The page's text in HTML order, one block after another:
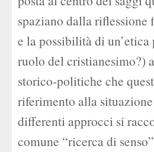
spaziano dalla riflessione
e la possibilità di
ruolo del cristianesimo?)
storico-politiche che
riferimento alla
differenti approcci si
comune “ricerca di